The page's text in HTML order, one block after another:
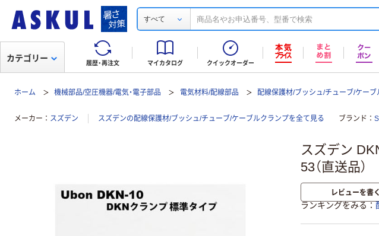
すべて
履歴・再注文 マイカタログ クイックオーダー
カテゴリー
ホーム 機械部品/空圧機器/電気・電子部品 電気材料/配線部品 配線保護材/ブッシュ/チューブ/ケーブ
メーカー スズデン スズデンの配線保護材/ブッシュ/チューブ/ケーブルクランプを全て見る ブランド
スズデン
53（直送品）
レビューを書く
ランキングをみる